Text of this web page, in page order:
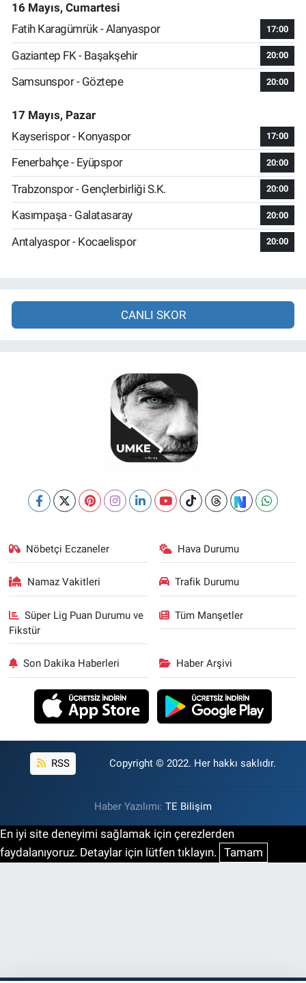
16 Mayıs, Cumartesi
Fatih Karagümrük - Alanyaspor
17:00
Gaziantep FK - Başakşehir 20:00
Samsunspor - Göztepe 20:00
17 Mayıs, Pazar
Kayserispor - Konyaspor
17:00
Fenerbahçe - Eyüpspor 20:00
Trabzonspor - Gençlerbirliği S.K. 20:00
Kasımpaşa - Galatasaray 20:00
Antalyaspor - Kocaelispor 20:00
CANLI SKOR
Nöbetçi Eczaneler Hava Durumu
Namaz Vakitleri Trafik Durumu
Süper Lig Puan Durumu ve
Fikstür
Tüm Manşetler
Son Dakika Haberleri Haber Arşivi
RSS Copyright © 2022. Her hakkı saklıdır.
Haber Yazılımı: TE Bilişim
En iyi site deneyimi sağlamak için çerezlerden
faydalanıyoruz. Detaylar için lütfen tıklayın. Tamam